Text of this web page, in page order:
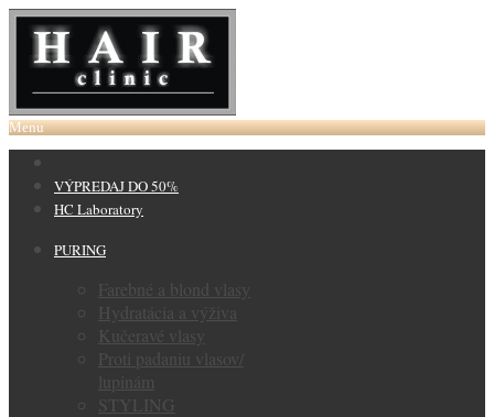
Menu
VÝPREDAJ DO 50%
HC Laboratory
PURING
Farebné a blond vlasy
Hydratácia a výživa
Kučeravé vlasy
Proti padaniu vlasov/
lupinám
STYLING